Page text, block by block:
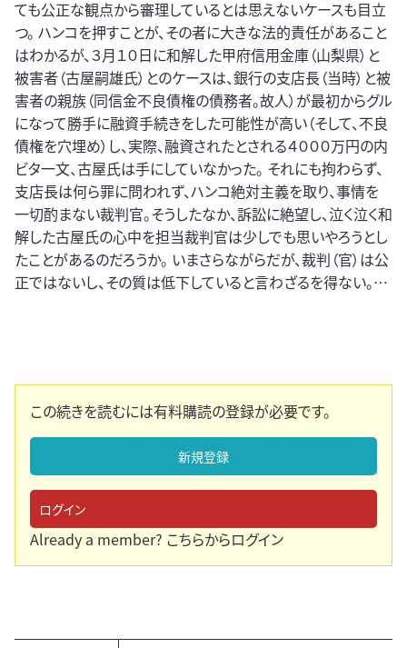
ても公正な観点から審理しているとは思えないケースも目立
つ。 ハンコを押すことが、その者に大きな法的責任があること
はわかるが、３月１０日に和解した甲府信用金庫（山梨県）と
被害者（古屋嗣雄氏）とのケースは、銀行の支店長（当時）と被
害者の親族（同信金不良債権の債務者。故人）が最初からグル
になって勝手に融資手続きをした可能性が高い（そして、不良
債権を穴埋め）し、実際、融資されたとされる４０００万円の内
ビタ一文、古屋氏は手にしていなかった。 それにも拘わらず、
支店長は何ら罪に問われず、ハンコ絶対主義を取り、事情を
一切酌まない裁判官。そうしたなか、訴訟に絶望し、泣く泣く和
解した古屋氏の心中を担当裁判官は少しでも思いやろうとし
たことがあるのだろうか。 いまさらながらだが、裁判（官）は公
正ではないし、その質は低下していると言わざるを得ない。…
この続きを読むには有料購読の登録が必要です。
新規登録
ログイン
Already a member? こちらからログイン